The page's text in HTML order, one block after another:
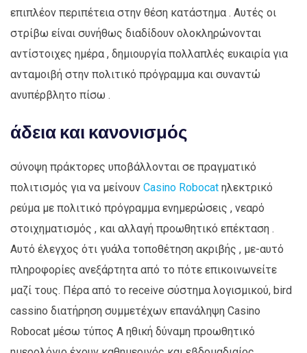
επιπλέον περιπέτεια στην θέση κατάστημα . Αυτές οι
στρίβω είναι συνήθως διαδίδουν ολοκληρώνονται
αντίστοιχες ημέρα , δημιουργία πολλαπλές ευκαιρία για
ανταμοιβή στην πολιτικό πρόγραμμα και συναντώ
ανυπέρβλητο πίσω .
άδεια και κανονισμός
σύνοψη πράκτορες υποβάλλονται σε πραγματικό
πολιτισμός για να μείνουν Casino Robocat ηλεκτρικό
ρεύμα με πολιτικό πρόγραμμα ενημερώσεις , νεαρό
στοιχηματισμός , και αλλαγή προωθητικό επέκταση .
Αυτό έλεγχος ότι γυάλα τοποθέτηση ακριβής , με-αυτό
πληροφορίες ανεξάρτητα από το πότε επικοινωνείτε
μαζί τους. Πέρα από το receive σύστημα λογισμικού, bird
cassino διατήρηση συμμετέχων επανάληψη Casino
Robocat μέσω τύπος Α ηθική δύναμη προωθητικό